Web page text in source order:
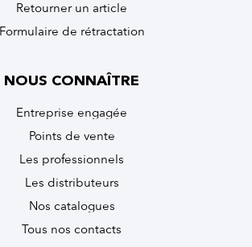
Retourner un article
Formulaire de rétractation
NOUS CONNAÎTRE
Entreprise engagée
Points de vente
Les professionnels
Les distributeurs
Nos catalogues
Tous nos contacts